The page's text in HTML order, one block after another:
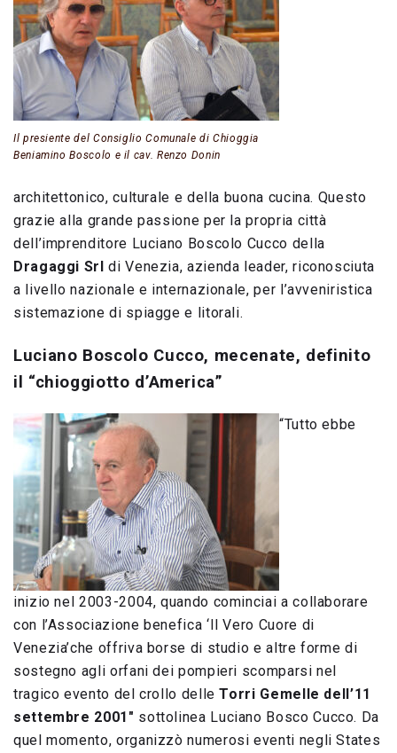
Il presiente del Consiglio Comunale di Chioggia
Beniamino Boscolo e il cav. Renzo Donin
architettonico, culturale e della buona cucina. Questo
grazie alla grande passione per la propria città
dell’imprenditore Luciano Boscolo Cucco della
Dragaggi Srldi Venezia, azienda leader, riconosciuta
a livello nazionale e internazionale, per l’avveniristica
sistemazione di spiagge e litorali.
Luciano Boscolo Cucco, mecenate, definito
il “chioggiotto d’America”
“Tutto ebbe
inizio nel 2003-2004, quando cominciai a collaborare
con l’Associazione benefica ‘Il Vero Cuore di
Venezia’che offriva borse di studio e altre forme di
sostegno agli orfani dei pompieri scomparsi nel
tragico evento del crollo delleTorri Gemelle dell’11
settembre 2001″ sottolinea Luciano Bosco Cucco. Da
quel momento, organizzò numerosi eventi negli States